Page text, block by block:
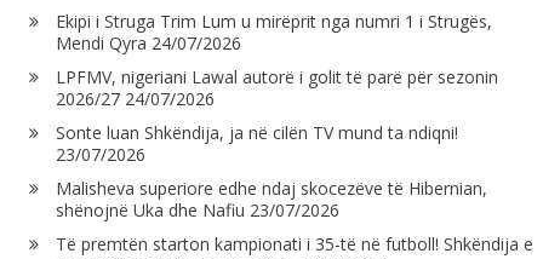
Ekipi i Struga Trim Lum u mirëprit nga numri 1 i Strugës,
Mendi Qyra 24/07/2026
LPFMV, nigeriani Lawal autorë i golit të parë për sezonin
2026/27 24/07/2026
Sonte luan Shkëndija, ja në cilën TV mund ta ndiqni!
23/07/2026
Malisheva superiore edhe ndaj skocezëve të Hibernian,
shënojnë Uka dhe Nafiu 23/07/2026
Të premtën starton kampionati i 35-të në futboll! Shkëndija e